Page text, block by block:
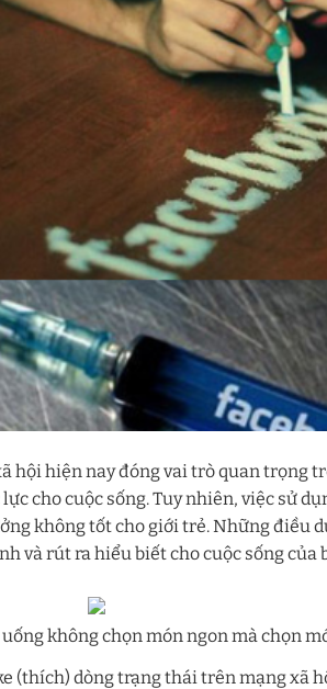
hội hiện nay đóng vai trò quan trọng
cho cuộc sống. Tuy nhiên, việc sử
không tốt cho giới trẻ. Những điều
và rút ra hiểu biết cho cuộc sống của
uống không chọn món ngon mà chọn
(thích) dòng trạng thái trên mạng xã